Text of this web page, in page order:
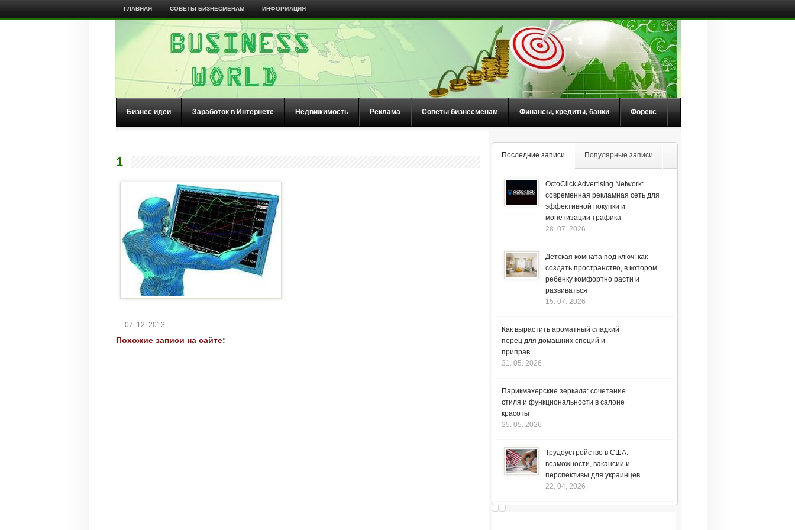
ГЛАВНАЯ СОВЕТЫ БИЗНЕСМЕНАМ ИНФОРМАЦИЯ
Бизнес идеи Заработок в Интернете Недвижимость Реклама Советы бизнесменам Финансы, кредиты, банки Форекс
1
— 07. 12. 2013
Похожие записи на сайте:
Последние записи Популярные записи
OctoClick Advertising Network:
современная рекламная сеть для
эффективной покупки и
монетизации трафика
28. 07. 2026
Детская комната под ключ: как
создать пространство, в котором
ребенку комфортно расти и
развиваться
15. 07. 2026
Как вырастить ароматный сладкий
перец для домашних специй и
приправ
31. 05. 2026
Парикмахерские зеркала: сочетание
стиля и функциональности в салоне
красоты
25. 05. 2026
Трудоустройство в США:
возможности, вакансии и
перспективы для украинцев
22. 04. 2026